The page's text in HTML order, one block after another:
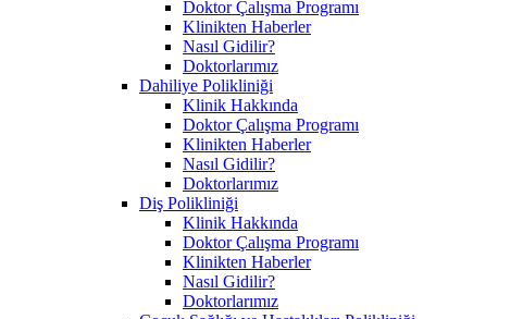
Doktor Çalışma Programı
Klinikten Haberler
Nasıl Gidilir?
Doktorlarımız
Dahiliye Polikliniği
Klinik Hakkında
Doktor Çalışma Programı
Klinikten Haberler
Nasıl Gidilir?
Doktorlarımız
Diş Polikliniği
Klinik Hakkında
Doktor Çalışma Programı
Klinikten Haberler
Nasıl Gidilir?
Doktorlarımız